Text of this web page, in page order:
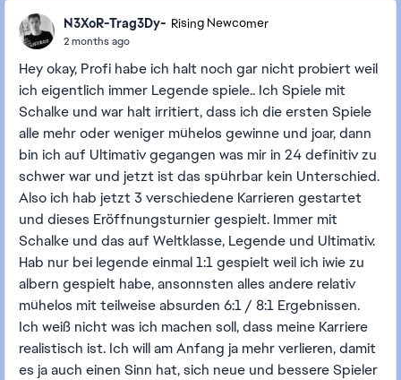
N3XoR-Trag3Dy- Rising Newcomer
2 months ago
Hey okay, Profi habe ich halt noch gar nicht probiert weil
ich eigentlich immer Legende spiele.. Ich Spiele mit
Schalke und war halt irritiert, dass ich die ersten Spiele
alle mehr oder weniger mühelos gewinne und joar, dann
bin ich auf Ultimativ gegangen was mir in 24 definitiv zu
schwer war und jetzt ist das spührbar kein Unterschied.
Also ich hab jetzt 3 verschiedene Karrieren gestartet
und dieses Eröffnungsturnier gespielt. Immer mit
Schalke und das auf Weltklasse, Legende und Ultimativ.
Hab nur bei legende einmal 1:1 gespielt weil ich iwie zu
albern gespielt habe, ansonnsten alles andere relativ
mühelos mit teilweise absurden 6:1 / 8:1 Ergebnissen.
Ich weiß nicht was ich machen soll, dass meine Karriere
realistisch ist. Ich will am Anfang ja mehr verlieren, damit
es ja auch einen Sinn hat, sich neue und bessere Spieler